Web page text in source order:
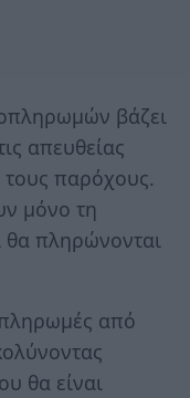
βάζει
απευθείας
παρόχους.
μόνο τη
θα πληρώνονται
από
θα είναι